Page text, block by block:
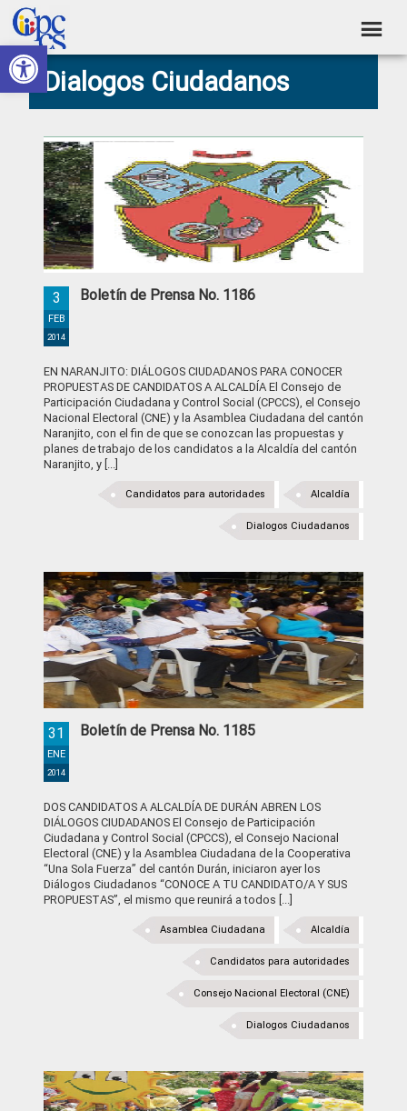
Abrir barra de herramientas
Skip
to
primary
navigation
Skip
to
main
content
Skip
to
primary
sidebar
Skip
to
footer
Consejo
de
Ciudadana
Control
Social
Construyendo
Poder
Ciudadano
Dialogos Ciudadanos
Boletín de Prensa No. 1186
3
FEB
2014
EN NARANJITO: DIÁLOGOS CIUDADANOS PARA CONOCER
PROPUESTAS DE CANDIDATOS A ALCALDÍA El Consejo de
Participación Ciudadana y Control Social (CPCCS), el Consejo
Nacional Electoral (CNE) y la Asamblea Ciudadana del cantón
Naranjito, con el fin de que se conozcan las propuestas y
planes de trabajo de los candidatos a la Alcaldía del cantón
Naranjito, y [...]
Alcaldía
Candidatos para autoridades
Dialogos Ciudadanos
Boletín de Prensa No. 1185
31
ENE
2014
DOS CANDIDATOS A ALCALDÍA DE DURÁN ABREN LOS
DIÁLOGOS CIUDADANOS El Consejo de Participación
Ciudadana y Control Social (CPCCS), el Consejo Nacional
Electoral (CNE) y la Asamblea Ciudadana de la Cooperativa
“Una Sola Fuerza” del cantón Durán, iniciaron ayer los
Diálogos Ciudadanos “CONOCE A TU CANDIDATO/A Y SUS
PROPUESTAS”, el mismo que reunirá a todos [...]
Alcaldía
Asamblea Ciudadana
Candidatos para autoridades
Consejo Nacional Electoral (CNE)
Dialogos Ciudadanos